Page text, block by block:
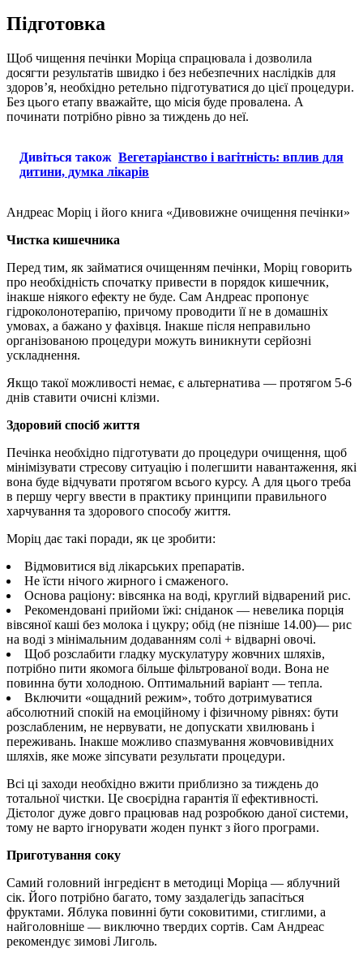
Підготовка
Щоб чищення печінки Моріца спрацювала і дозволила
досягти результатів швидко і без небезпечних наслідків для
здоров’я, необхідно ретельно підготуватися до цієї процедури.
Без цього етапу вважайте, що місія буде провалена. А
починати потрібно рівно за тиждень до неї.
Дивіться також Вегетаріанство і вагітність: вплив для
дитини, думка лікарів
Андреас Моріц і його книга «Дивовижне очищення печінки»
Чистка кишечника
Перед тим, як займатися очищенням печінки, Моріц говорить
про необхідність спочатку привести в порядок кишечник,
інакше ніякого ефекту не буде. Сам Андреас пропонує
гідроколонотерапію, причому проводити її не в домашніх
умовах, а бажано у фахівця. Інакше після неправильно
організованою процедури можуть виникнути серйозні
ускладнення.
Якщо такої можливості немає, є альтернатива — протягом 5-6
днів ставити очисні клізми.
Здоровий спосіб життя
Печінка необхідно підготувати до процедури очищення, щоб
мінімізувати стресову ситуацію і полегшити навантаження, які
вона буде відчувати протягом всього курсу. А для цього треба
в першу чергу ввести в практику принципи правильного
харчування та здорового способу життя.
Моріц дає такі поради, як це зробити:
Відмовитися від лікарських препаратів.
Не їсти нічого жирного і смаженого.
Основа раціону: вівсянка на воді, круглий відварений рис.
Рекомендовані прийоми їжі: сніданок — невелика порція
вівсяної каші без молока і цукру; обід (не пізніше 14.00)— рис
на воді з мінімальним додаванням солі + відварні овочі.
Щоб розслабити гладку мускулатуру жовчних шляхів,
потрібно пити якомога більше фільтрованої води. Вона не
повинна бути холодною. Оптимальний варіант — тепла.
Включити «ощадний режим», тобто дотримуватися
абсолютний спокій на емоційному і фізичному рівнях: бути
розслабленим, не нервувати, не допускати хвилювань і
переживань. Інакше можливо спазмування жовчовивідних
шляхів, яке може зіпсувати результати процедури.
Всі ці заходи необхідно вжити приблизно за тиждень до
тотальної чистки. Це своєрідна гарантія її ефективності.
Дієтолог дуже довго працював над розробкою даної системи,
тому не варто ігнорувати жоден пункт з його програми.
Приготування соку
Самий головний інгредієнт в методиці Моріца — яблучний
сік. Його потрібно багато, тому заздалегідь запасіться
фруктами. Яблука повинні бути соковитими, стиглими, а
найголовніше — виключно твердих сортів. Сам Андреас
рекомендує зимові Лиголь.